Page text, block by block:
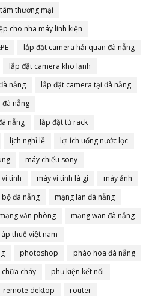
thương mại
cho nha máy linh kiện
lắp đặt camera hải quan đà nẵng
lắp đặt camera kho lạnh
nẵng
lắp đặt camera tại đà nẵng
đà nẵng
nẵng
lắp đặt tủ rack
lịch nghỉ lễ
lợi ích uống nước lọc
máy chiếu sony
vi tính máy vi tính là gì
máy ảnh
bộ đà nẵng
mạng lan đà nẵng
mạng văn phòng
mạng wan đà nẵng
áp thuế việt nam
photoshop
pháo hoa đà nẵng
cháy
phụ kiện kết nối
remote dektop
router